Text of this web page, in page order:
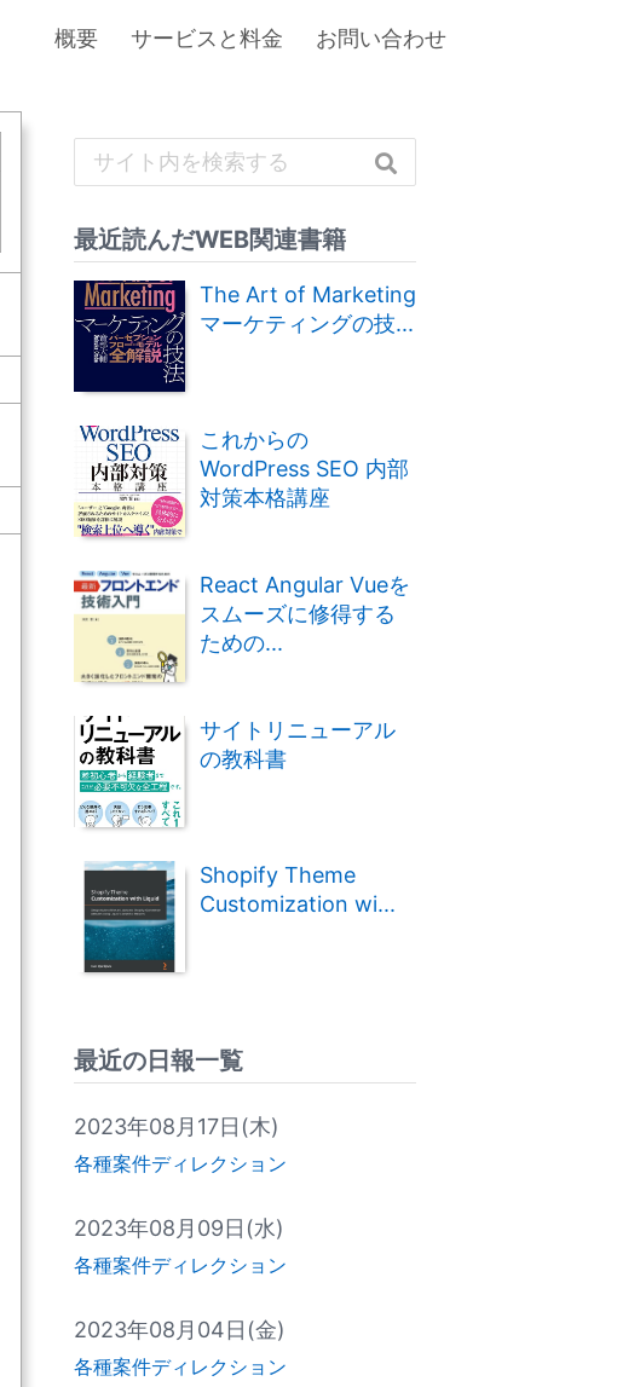
概要 サービスと料金 お問い合わせ
最近読んだWEB関連書籍
The Art of Marketing
マーケティングの技...
これからの
WordPress SEO 内部
対策本格講座
React Angular Vueを
スムーズに修得する
ための...
サイトリニューアル
の教科書
Shopify Theme
Customization wi...
最近の日報一覧
2023年08月17日(木)
各種案件ディレクション
2023年08月09日(水)
各種案件ディレクション
2023年08月04日(金)
各種案件ディレクション